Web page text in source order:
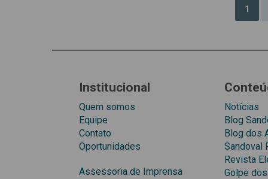
1
Institucional
Quem somos
Equipe
Contato
Oportunidades
Assessoria de Imprensa
Notícias
Blog
Blog dos
Sandoval
Revista
Golpe